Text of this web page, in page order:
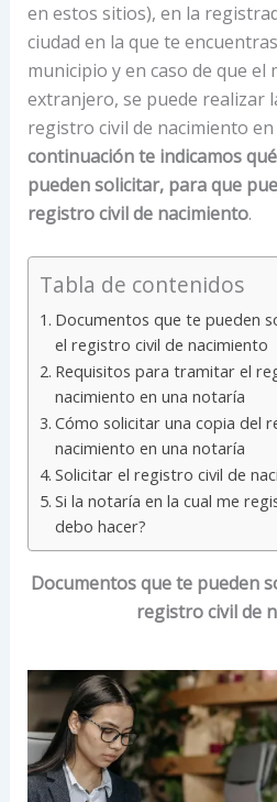
en estos sitios), en la
ciudad en la que te
municipio y en caso de que el
extranjero, se puede realizar
registro civil de nacimiento
continuación te indicamos
pueden solicitar, para que
registro civil de nacimiento.
Tabla de contenidos
Documentos que te pueden
el registro civil de nacimiento
Requisitos para tramitar el
nacimiento en una notaría
Cómo solicitar una copia del
nacimiento en una notaría
Solicitar el registro civil de
Si la notaría en la cual me
debo hacer?
Documentos que te pueden
registro civil de